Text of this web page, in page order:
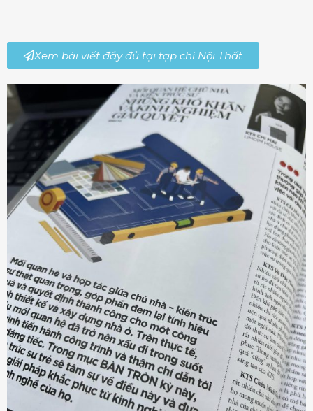
Xem bài viết đầy đủ tại tạp chí Nội Thất